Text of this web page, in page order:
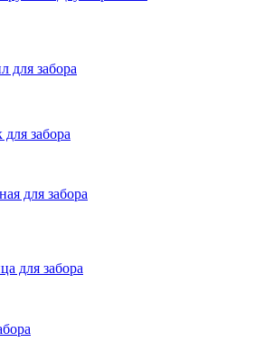
для забора
забора
для забора
для забора